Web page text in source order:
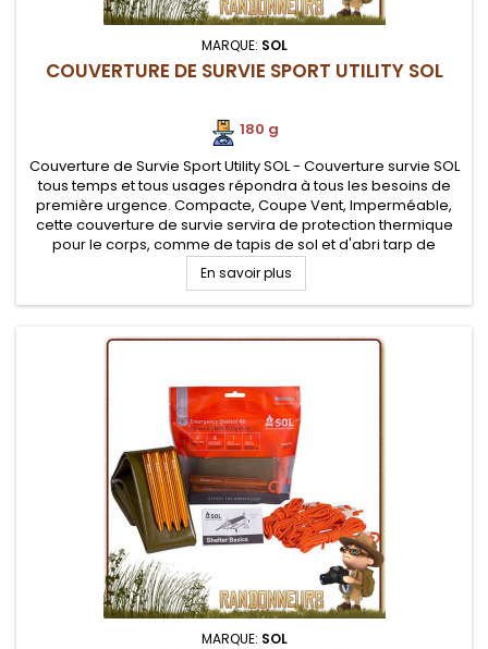
MARQUE: SOL
COUVERTURE DE SURVIE SPORT UTILITY SOL
180 g
Couverture de Survie Sport Utility SOL - Couverture survie SOL
tous temps et tous usages répondra à tous les besoins de
première urgence. Compacte, Coupe Vent, Imperméable,
cette couverture de survie servira de protection thermique
pour le corps, comme de tapis de sol et d'abri tarp de
protection
En savoir plus
MARQUE: SOL